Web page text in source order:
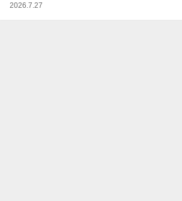
2026.7.27